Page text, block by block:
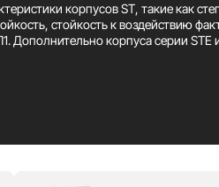
корпусов ST, такие как
стойкость к воздействию
Дополнительно корпуса серии
в особо тяжелых условиях